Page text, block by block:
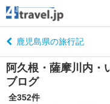
鹿児島県の旅行記
阿久根・薩摩川内・
ブログ
全352件